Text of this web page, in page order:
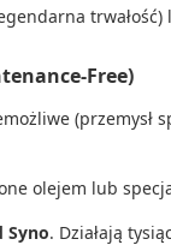
trwałość)
Free)
(przemysł
olejem lub
Syno. Działają